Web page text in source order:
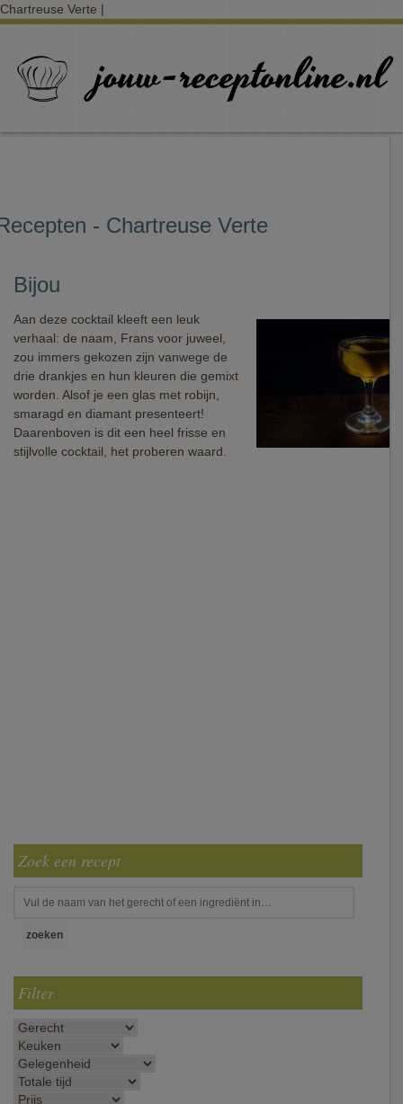
Chartreuse Verte |
- Chartreuse Verte
Bijou
Aan deze cocktail kleeft een leuk
verhaal: de naam, Frans voor juweel,
zou immers gekozen zijn vanwege de
drie drankjes en hun kleuren die gemixt
worden. Alsof je een glas met robijn,
smaragd en diamant presenteert!
Daarenboven is dit een heel frisse en
stijlvolle cocktail, het proberen waard.
Zoek een recept
Filter